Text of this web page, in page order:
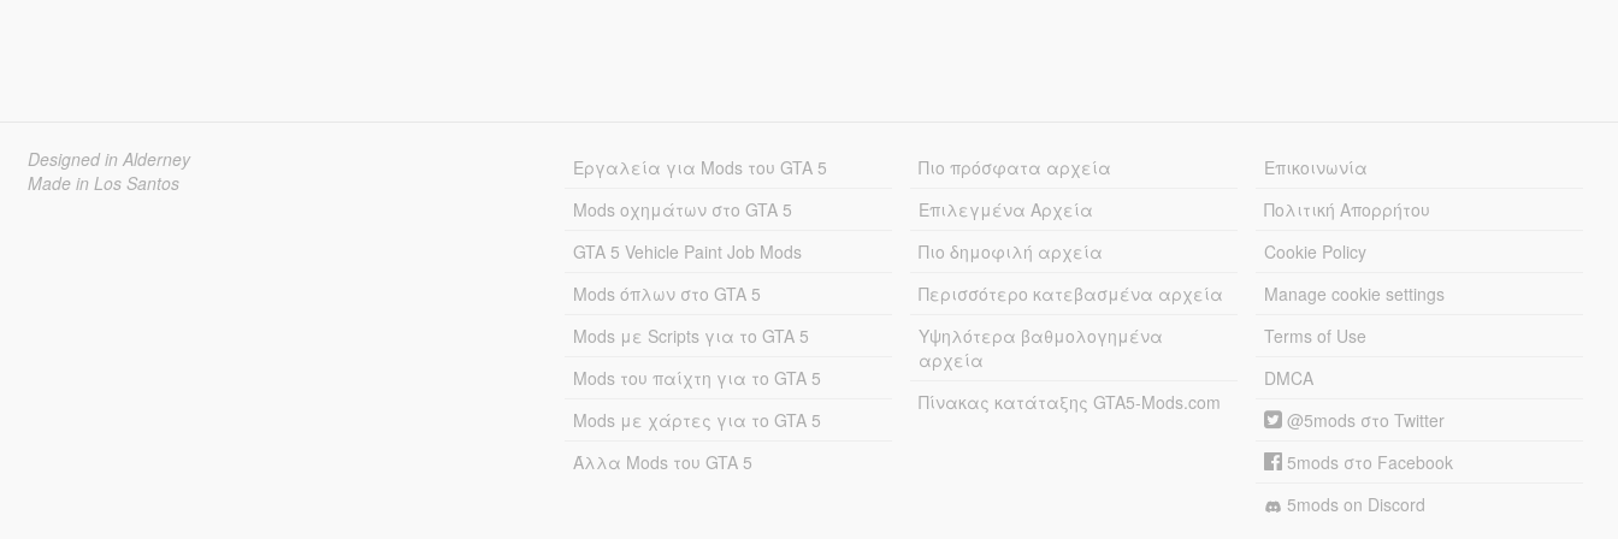
Designed in Alderney
Made in Los Santos
Εργαλεία για Mods του GTA 5
Mods οχημάτων στο GTA 5
GTA 5 Vehicle Paint Job Mods
Mods όπλων στο GTA 5
Mods με Scripts για το GTA 5
Mods του παίχτη για το GTA 5
Mods με χάρτες για το GTA 5
Άλλα Mods του GTA 5
Πιο πρόσφατα αρχεία
Επιλεγμένα Αρχεία
Πιο δημοφιλή αρχεία
Περισσότερο κατεβασμένα αρχεία
Υψηλότερα βαθμολογημένα
αρχεία
Πίνακας κατάταξης GTA5-Mods.com
Επικοινωνία
Πολιτική Απορρήτου
Cookie Policy
Manage cookie settings
Terms of Use
DMCA
@5mods στο Twitter
5mods στο Facebook
5mods on Discord